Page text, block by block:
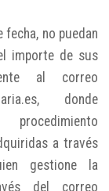
no puedan
importe de sus
al correo
donde
a través
gestione la
del correo